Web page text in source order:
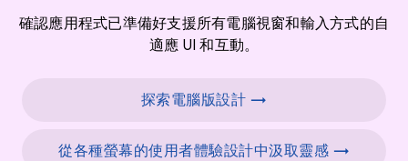
確認應用程式已準備好支援所有電腦視窗和輸入方式的自
適應 UI 和互動。
探索電腦版設計 →
從各種螢幕的使用者體驗設計中汲取靈感 →